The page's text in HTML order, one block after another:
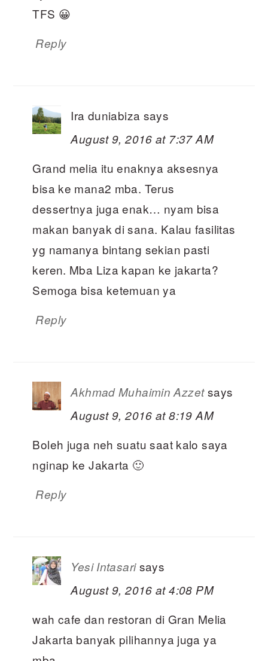
TFS 😀
Reply
Ira duniabiza says
August 9, 2016 at 7:37 AM
Grand melia itu enaknya aksesnya
bisa ke mana2 mba. Terus
dessertnya juga enak… nyam bisa
makan banyak di sana. Kalau fasilitas
yg namanya bintang sekian pasti
keren. Mba Liza kapan ke jakarta?
Semoga bisa ketemuan ya
Reply
Akhmad Muhaimin Azzet says
August 9, 2016 at 8:19 AM
Boleh juga neh suatu saat kalo saya
nginap ke Jakarta 🙂
Reply
Yesi Intasari says
August 9, 2016 at 4:08 PM
wah cafe dan restoran di Gran Melia
Jakarta banyak pilihannya juga ya